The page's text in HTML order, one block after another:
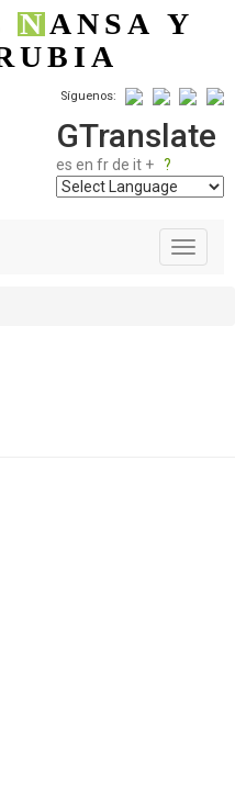
principal
NANSA Y
Síguenos:
GTranslate
es en fr de it + ?
T
o